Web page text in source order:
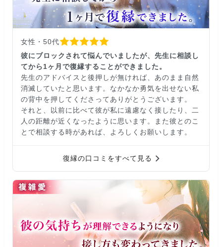
女性・50代
彼にブロックされて悩んでいましたが、先生に相談し
てから1ヶ月で復縁することができました。
先生のアドバイスと後押しが無ければ、あのまま自然
消滅していたと思います。なかなか勇気を出せない私
の背中を押してくださってありがとうございます。
それと、以前に比べて彼が私に遠慮なく接したり、二
人の距離が近くなったように思います。また彼とのこ
とで相談する時があれば、よろしくお願いします。
復縁の口コミをすべて見る